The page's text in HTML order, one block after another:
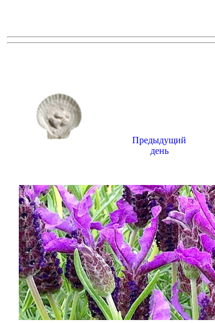
Предыдущий
день